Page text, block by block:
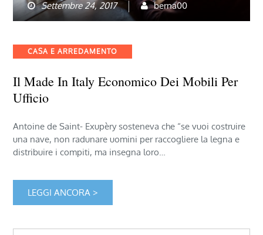
Settembre 24, 2017 berna00
Categories
CASA E ARREDAMENTO
Il Made In Italy Economico Dei Mobili Per
Ufficio
Antoine de Saint- Exupèry sosteneva che “se vuoi costruire
una nave, non radunare uomini per raccogliere la legna e
distribuire i compiti, ma insegna loro…
LEGGI ANCORA >